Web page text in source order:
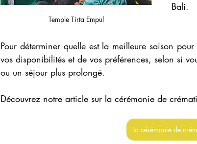
Temple Tirta Empul
Bali.
Pour déterminer quelle est la meilleure saison
vos disponibilités et de vos préférences, selon si
ou un séjour plus prolongé.
Découvrez notre article sur la cérémonie de
La cérémonie de